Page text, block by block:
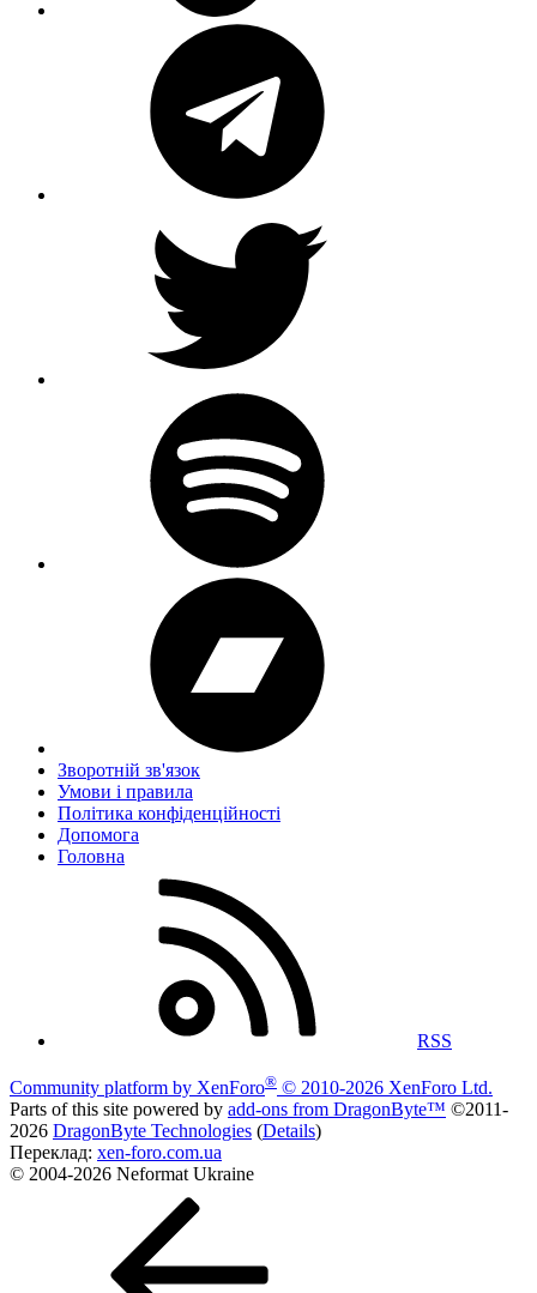
Зворотній зв'язок
Умови і правила
Політика конфіденційності
Дoпoмoга
Головна
RSS
Community platform by XenForo® © 2010-2026 XenForo Ltd.
Parts of this site powered by add-ons from DragonByte™ ©2011-
2026 DragonByte Technologies (Details)
Переклад: xen-foro.com.ua
© 2004-2026 Neformat Ukraine